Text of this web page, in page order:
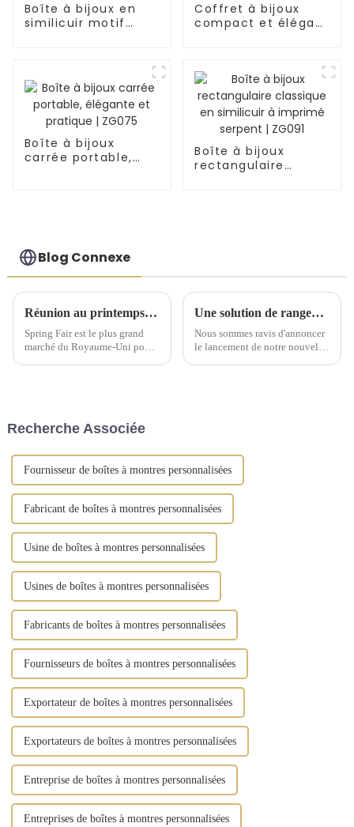
Boîte à bijoux en
similicuir motif
Coffret à bijoux
compact et élégant
Boîte à bijoux
carrée portable,
Boîte à bijoux
rectangulaire
Blog Connexe
Réunion au printemps 2025 du Comité exécutif national de Birmingham
Spring Fair est le plus grand
marché du Royaume-Uni pour
Une solution de rangement artisanale exquise dévoilée lors d'une conférence de lancement de nouveaux produits
Nous sommes ravis d'annoncer
le lancement de notre nouvelle
Recherche Associée
Fournisseur de boîtes à montres personnalisées
Fabricant de boîtes à montres personnalisées
Usine de boîtes à montres personnalisées
Usines de boîtes à montres personnalisées
Fabricants de boîtes à montres personnalisées
Fournisseurs de boîtes à montres personnalisées
Exportateur de boîtes à montres personnalisées
Exportateurs de boîtes à montres personnalisées
Entreprise de boîtes à montres personnalisées
Entreprises de boîtes à montres personnalisées